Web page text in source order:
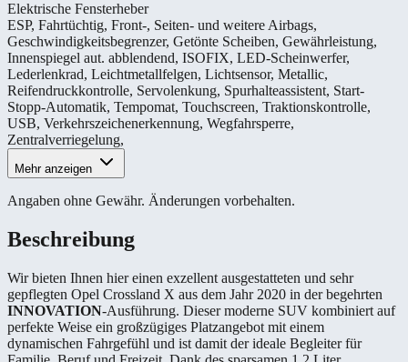
Elektrische Fensterheber
ESP, Fahrtüchtig, Front-, Seiten- und weitere Airbags,
Geschwindigkeitsbegrenzer, Getönte Scheiben, Gewährleistung,
Innenspiegel aut. abblendend, ISOFIX, LED-Scheinwerfer,
Lederlenkrad, Leichtmetallfelgen, Lichtsensor, Metallic,
Reifendruckkontrolle, Servolenkung, Spurhalteassistent, Start-
Stopp-Automatik, Tempomat, Touchscreen, Traktionskontrolle,
USB, Verkehrszeichenerkennung, Wegfahrsperre,
Zentralverriegelung,
Mehr anzeigen
Angaben ohne Gewähr. Änderungen vorbehalten.
Beschreibung
Wir bieten Ihnen hier einen exzellent ausgestatteten und sehr
gepflegten Opel Crossland X aus dem Jahr 2020 in der begehrten
INNOVATION-Ausführung. Dieser moderne SUV kombiniert auf
perfekte Weise ein großzügiges Platzangebot mit einem
dynamischen Fahrgefühl und ist damit der ideale Begleiter für